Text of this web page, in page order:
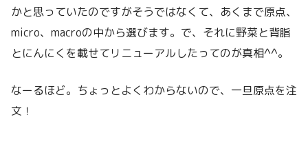
かと思っていたのですがそうではなくて、あくまで原点、
micro、macroの中から選びます。で、それに野菜と背脂
とにんにくを載せてリニューアルしたってのが真相^^。
なーるほど。ちょっとよくわからないので、一旦原点を注
文！